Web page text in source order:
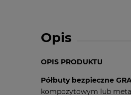
Opis
OPIS PRODUKTU
Półbuty bezpieczne
kompozytowym lub